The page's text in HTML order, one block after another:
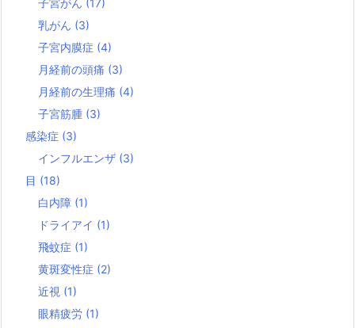
子宮がん (17)
乳がん (3)
子宮内膜症 (4)
月経前の頭痛 (3)
月経前の生理痛 (4)
子宮筋腫 (3)
感染症 (3)
インフルエンザ (3)
目 (18)
白内障 (1)
ドライアイ (1)
飛蚊症 (1)
黄斑変性症 (2)
近視 (1)
眼精疲労 (1)